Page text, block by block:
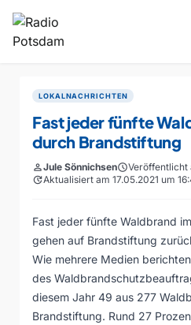
LOKALNACHRICHTEN
Fast jeder fünfte
durch Brandstiftung
personJule SönnichsenscheduleVeröffentlicht
updateAktualisiert am 17.05.2021 um
Fast jeder fünfte Waldbrand
gehen auf Brandstiftung
Wie mehrere Medien
des
diesem Jahr 49 aus 277
Brandstiftung. Rund 27